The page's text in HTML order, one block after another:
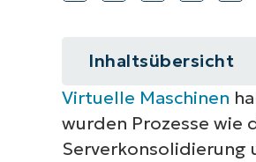
Inhaltsübersicht
Kurzüberblick
Was ist Hyper-V?
Virtuelle Maschinen
wurden Prozesse wie
Serverkonsolidierung